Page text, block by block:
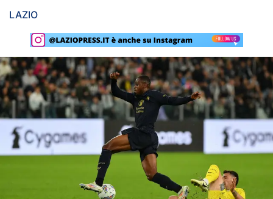
Social
Calcio
Serie A
Champions League
Europa League
Altri Sport
LAZIO